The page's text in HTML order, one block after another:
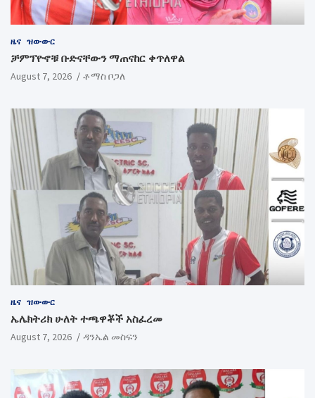
ዜና ዝውውር
ቻምፕዮኖቹ ቡድናቸውን ማጠናከር ቀጥለዋል
August 7, 2026 ቶማስ ቦጋለ
ዜና ዝውውር
ኤሌክትሪክ ሁለት ተጫዋቾች አስፈረመ
August 7, 2026 ዳንኤል መስፍን